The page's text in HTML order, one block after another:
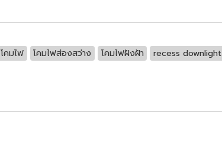
โคมไฟ โคมไฟส่องสว่าง โคมไฟฝังฝ้า recess downlight